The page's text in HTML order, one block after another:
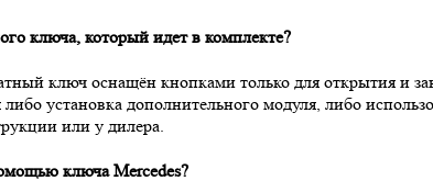
ключа, который идет в комплекте?
ключ оснащён кнопками только для открытия и
установка дополнительного модуля, либо
или у дилера.
ключа Mercedes?